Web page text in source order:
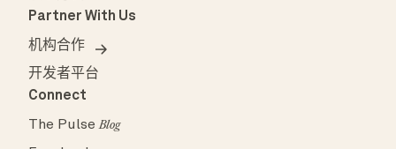
Partner With Us
机构合作
开发者平台
Connect
The PulseBlog